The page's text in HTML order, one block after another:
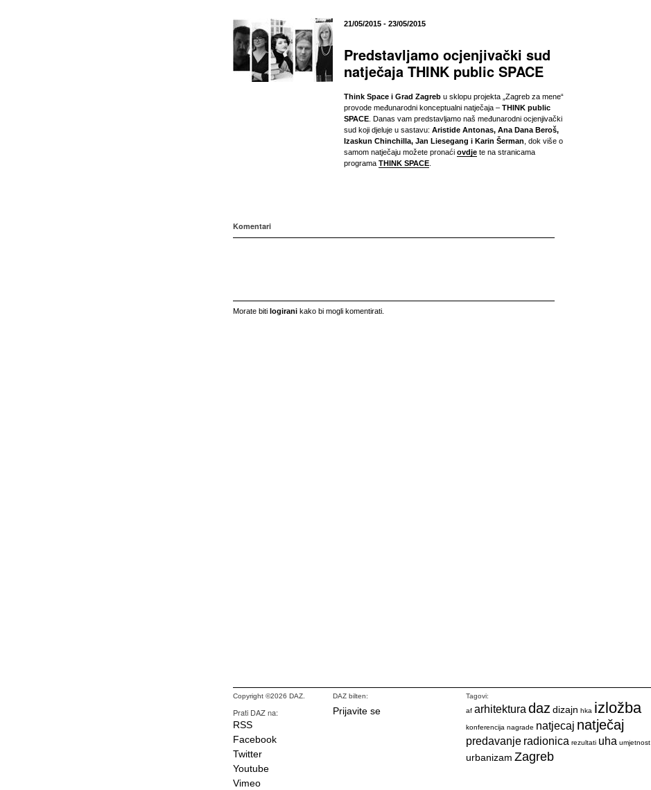
21/05/2015 - 23/05/2015
Predstavljamo ocjenjivački sud
natječaja THINK public SPACE
Think Space i Grad Zagreb u sklopu projekta „Zagreb za mene“
provode međunarodni konceptualni natječaja – THINK public
SPACE . Danas vam predstavljamo naš međunarodni ocjenjivački
sud koji djeluje u sastavu: Aristide Antonas, Ana Dana Beroš,
Izaskun Chinchilla, Jan Liesegang i Karin Šerman , dok više o
samom natječaju možete pronaći ovdje te na stranicama
programa THINK SPACE
Komentari
Morate biti logirani kako bi mogli komentirati.
Copyright ©2026 DAZ.
Prati DAZ na:
RSS
Facebook
Twitter
Youtube
Vimeo
DAZ bilten:
Prijavite se
Tagovi:
af arhitektura daz dizajn hka izložba
konferencija nagrade natjecaj natječaj
predavanje radionica rezultati uha umjetnost
urbanizam Zagreb